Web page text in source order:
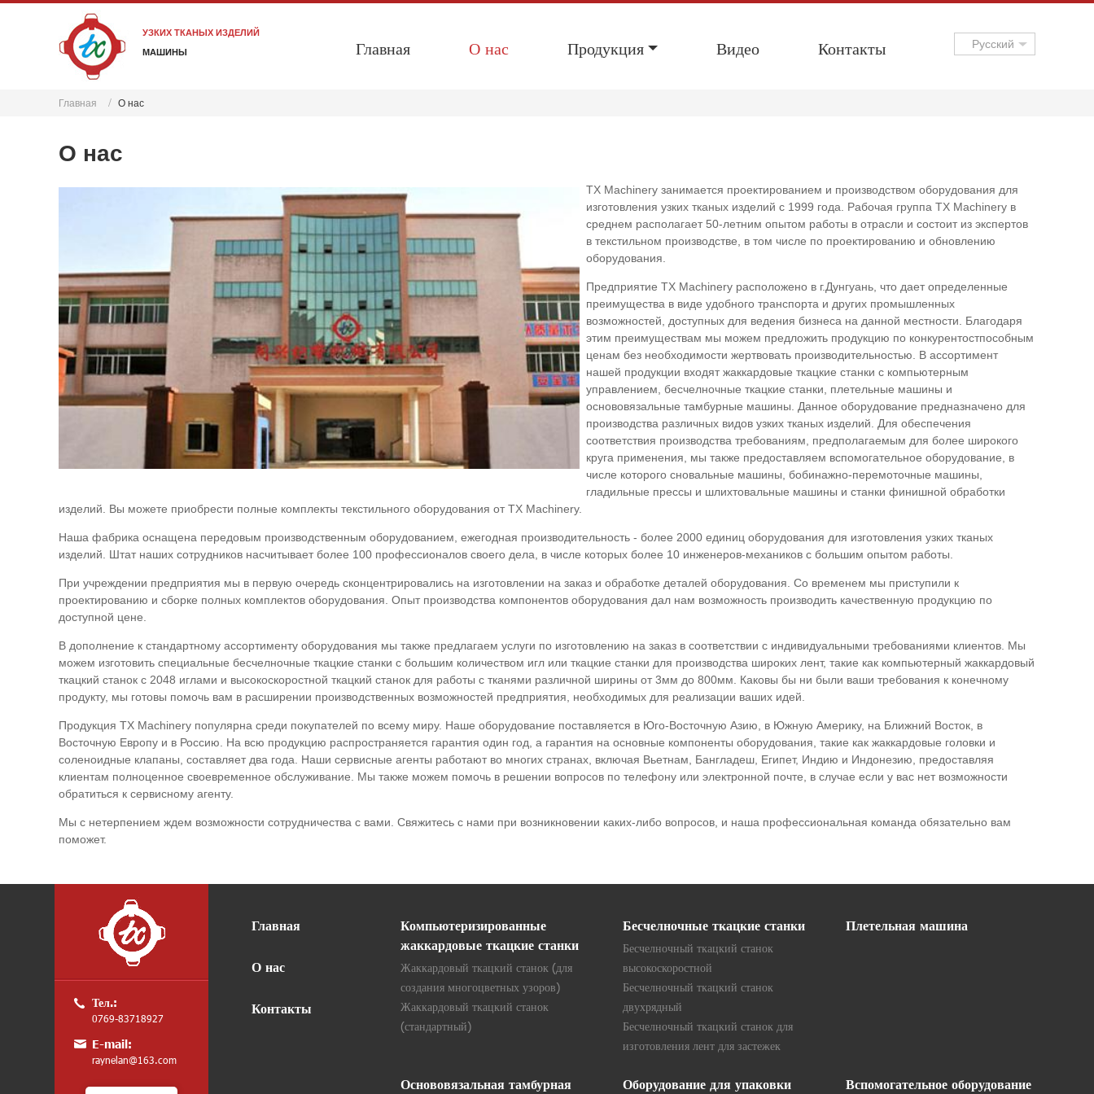
УЗКИХ ТКАНЫХ ИЗДЕЛИЙ
МАШИНЫ
Русский
Главная О нас Продукция Видео Контакты
Главная О нас
О нас
TX Machinery занимается проектированием и производством оборудования для
изготовления узких тканых изделий с 1999 года. Рабочая группа TX Machinery в
среднем располагает 50-летним опытом работы в отрасли и состоит из экспертов
в текстильном производстве, в том числе по проектированию и обновлению
оборудования.
Предприятие TX Machinery расположено в г.Дунгуань, что дает определенные
преимущества в виде удобного транспорта и других промышленных
возможностей, доступных для ведения бизнеса на данной местности. Благодаря
этим преимуществам мы можем предложить продукцию по конкурентостпособным
ценам без необходимости жертвовать производительностью. В ассортимент
нашей продукции входят жаккардовые ткацкие станки с компьютерным
управлением, бесчелночные ткацкие станки, плетельные машины и
основовязальные тамбурные машины. Данное оборудование предназначено для
производства различных видов узких тканых изделий. Для обеспечения
соответствия производства требованиям, предполагаемым для более широкого
круга применения, мы также предоставляем вспомогательное оборудование, в
числе которого сновальные машины, бобинажно-перемоточные машины,
гладильные прессы и шлихтовальные машины и станки финишной обработки
изделий. Вы можете приобрести полные комплекты текстильного оборудования от TX Machinery.
Наша фабрика оснащена передовым производственным оборудованием, ежегодная производительность - более 2000 единиц оборудования для изготовления узких тканых
изделий. Штат наших сотрудников насчитывает более 100 профессионалов своего дела, в числе которых более 10 инженеров-механиков с большим опытом работы.
При учреждении предприятия мы в первую очередь сконцентрировались на изготовлении на заказ и обработке деталей оборудования. Со временем мы приступили к
проектированию и сборке полных комплектов оборудования. Опыт производства компонентов оборудования дал нам возможность производить качественную продукцию по
доступной цене.
В дополнение к стандартному ассортименту оборудования мы также предлагаем услуги по изготовлению на заказ в соответствии с индивидуальными требованиями клиентов. Мы
можем изготовить специальные бесчелночные ткацкие станки с большим количеством игл или ткацкие станки для производства широких лент, такие как компьютерный жаккардовый
ткацкий станок с 2048 иглами и высокоскоростной ткацкий станок для работы с тканями различной ширины от 3мм до 800мм. Каковы бы ни были ваши требования к конечному
продукту, мы готовы помочь вам в расширении производственных возможностей предприятия, необходимых для реализации ваших идей.
Продукция TX Machinery популярна среди покупателей по всему миру. Наше оборудование поставляется в Юго-Восточную Азию, в Южную Америку, на Ближний Восток, в
Восточную Европу и в Россию. На всю продукцию распространяется гарантия один год, а гарантия на основные компоненты оборудования, такие как жаккардовые головки и
соленоидные клапаны, составляет два года. Наши сервисные агенты работают во многих странах, включая Вьетнам, Бангладеш, Египет, Индию и Индонезию, предоставляя
клиентам полноценное своевременное обслуживание. Мы также можем помочь в решении вопросов по телефону или электронной почте, в случае если у вас нет возможности
обратиться к сервисному агенту.
Мы с нетерпением ждем возможности сотрудничества с вами. Свяжитесь с нами при возникновении каких-либо вопросов, и наша профессиональная команда обязательно вам
поможет.
Тел.:
0769-83718927
E-mail:
raynelan@163.com
Главная
О нас
Контакты
Компьютеризированные
жаккардовые ткацкие станки
Жаккардовый ткацкий станок (для
создания многоцветных узоров)
Жаккардовый ткацкий станок
(стандартный)
Бесчелночные ткацкие станки
Бесчелночный ткацкий станок
высокоскоростной
Бесчелночный ткацкий станок
двухрядный
Бесчелночный ткацкий станок для
изготовления лент для застежек
Плетельная машина
Основовязальная тамбурная Оборудование для упаковки Вспомогательное оборудование